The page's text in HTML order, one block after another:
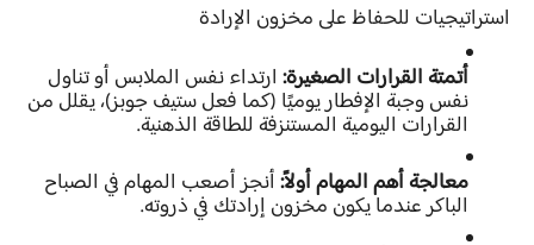
استراتيجيات للحفاظ على مخزون الإرادة
أتمتة القرارات الصغيرة: ارتداء نفس الملابس أو تناول
نفس وجبة الإفطار يوميًا (كما فعل ستيف جوبز)، يقلل من
القرارات اليومية المستنزفة للطاقة الذهنية.
معالجة أهم المهام أولاً:أنجز أصعب المهام في الصباح
الباكر عندما يكون مخزون إرادتك في ذروته.